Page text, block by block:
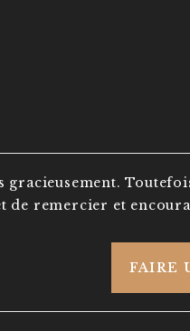
gracieusement.
de remercier et
FAIRE